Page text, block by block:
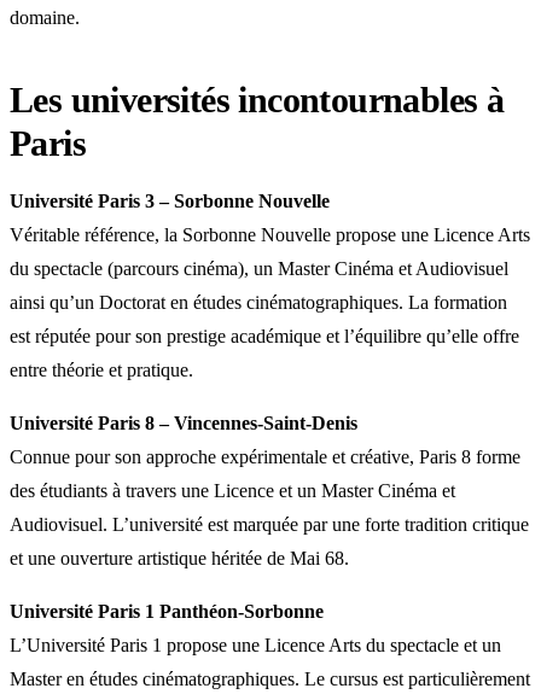
domaine.
Les universités incontournables à
Paris
Université Paris 3 – Sorbonne Nouvelle
Véritable référence, la Sorbonne Nouvelle propose une Licence Arts
du spectacle (parcours cinéma), un Master Cinéma et Audiovisuel
ainsi qu’un Doctorat en études cinématographiques. La formation
est réputée pour son prestige académique et l’équilibre qu’elle offre
entre théorie et pratique.
Université Paris 8 – Vincennes-Saint-Denis
Connue pour son approche expérimentale et créative, Paris 8 forme
des étudiants à travers une Licence et un Master Cinéma et
Audiovisuel. L’université est marquée par une forte tradition critique
et une ouverture artistique héritée de Mai 68.
Université Paris 1 Panthéon-Sorbonne
L’Université Paris 1 propose une Licence Arts du spectacle et un
Master en études cinématographiques. Le cursus est particulièrement